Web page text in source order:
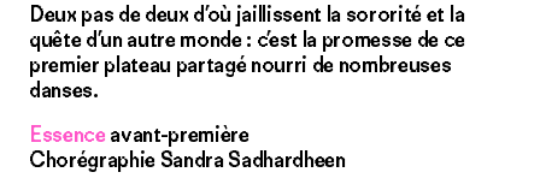
Deux pas de deux d’où jaillissent la sororité et la
quête d’un autre monde : c’est la promesse de ce
premier plateau partagé nourri de nombreuses
danses.
Essence avant-première
Chorégraphie Sandra Sadhardheen